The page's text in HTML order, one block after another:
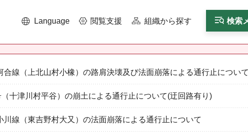
Language 閲覧支援 組織から探す 検索
合線（上北山村小橡）の路肩決壊及び法面崩落による通行止について
（十津川村平谷）の崩土による通行止について(迂回路有り)
川線（東吉野村大又）の法面崩落による通行止について